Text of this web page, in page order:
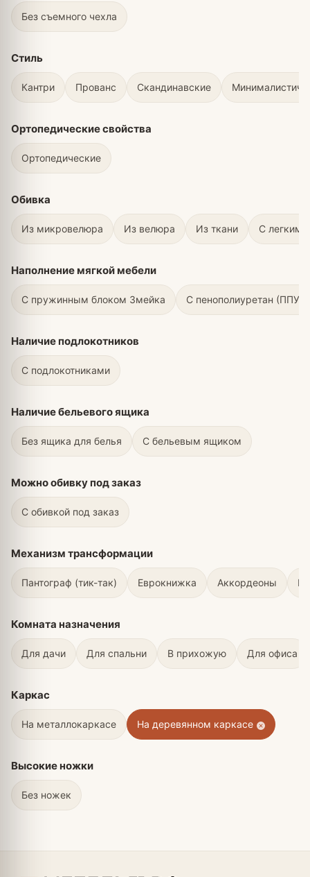
Без съемного чехла
Стиль
Кантри Прованс Скандинавские
Ортопедические свойства
Ортопедические
Обивка
Из микровелюра Из велюра Из ткани С легким
Наполнение мягкой мебели
С пружинным блоком Змейка С пенополиуретан
Наличие подлокотников
С подлокотниками
Наличие бельевого ящика
Без ящика для белья С бельевым ящиком
Можно обивку под заказ
С обивкой под заказ
Механизм трансформации
Пантограф (тик-так) Еврокнижка Аккордеоны
Комната назначения
Для дачи Для спальни В прихожую Для офиса
Каркас
На металлокаркасе На деревянном каркасе
Высокие ножки
Без ножек